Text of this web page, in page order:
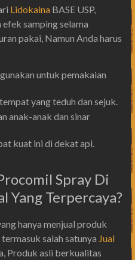
LidokainaBASE USP,
samping selama
pakai, Namun Anda harus
untuk pemakaian
yang teduh dan sejuk.
anak-anak dan sinar
kuat ini di dekat api.
Spray Di
Yang Terpercaya?
hanya menjual produk
salah satunya Jual
Produk asli berkualitas